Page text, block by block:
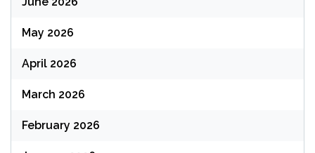
May 2026
April 2026
March 2026
February 2026